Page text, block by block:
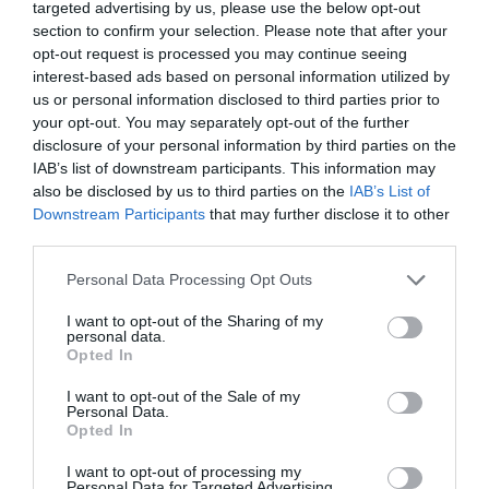
targeted advertising by us, please use the below opt-out
section to confirm your selection. Please note that after your
opt-out request is processed you may continue seeing
interest-based ads based on personal information utilized by
us or personal information disclosed to third parties prior to
your opt-out. You may separately opt-out of the further
disclosure of your personal information by third parties on the
IAB’s list of downstream participants. This information may
also be disclosed by us to third parties on the IAB’s List of
Downstream Participants that may further disclose it to other
Personal Data Processing Opt Outs
I want to opt-out of the Sharing of my
personal data.
Opted In
I want to opt-out of the Sale of my
Personal Data.
Opted In
I want to opt-out of processing my
Española de Farmacia Familiar y
Comunitaria (SEFAC), sigue creciendo. A
menos dos meses de su celebración, la VII
edición, que tendrá lugar del 26 al 28 de mayo
en Zaragoza con el lema Estamos más cerca,
llegamos más lejos (www.congreso-
sefac.org), ha superado el número de
comunicaciones científicas recibidas
respecto a la edición de 2014. Un total de
300 comunicaciones ya están siendo
analizadas por el comité científico del
congreso, lo que supone un 50% más
respecto a la edición de Málaga.
1ª Carrera Solidaria de Radio Salil
20/10/2015
Parque del Agua de Zaragoza. Por cada
kilómetro que recorran los participantes,